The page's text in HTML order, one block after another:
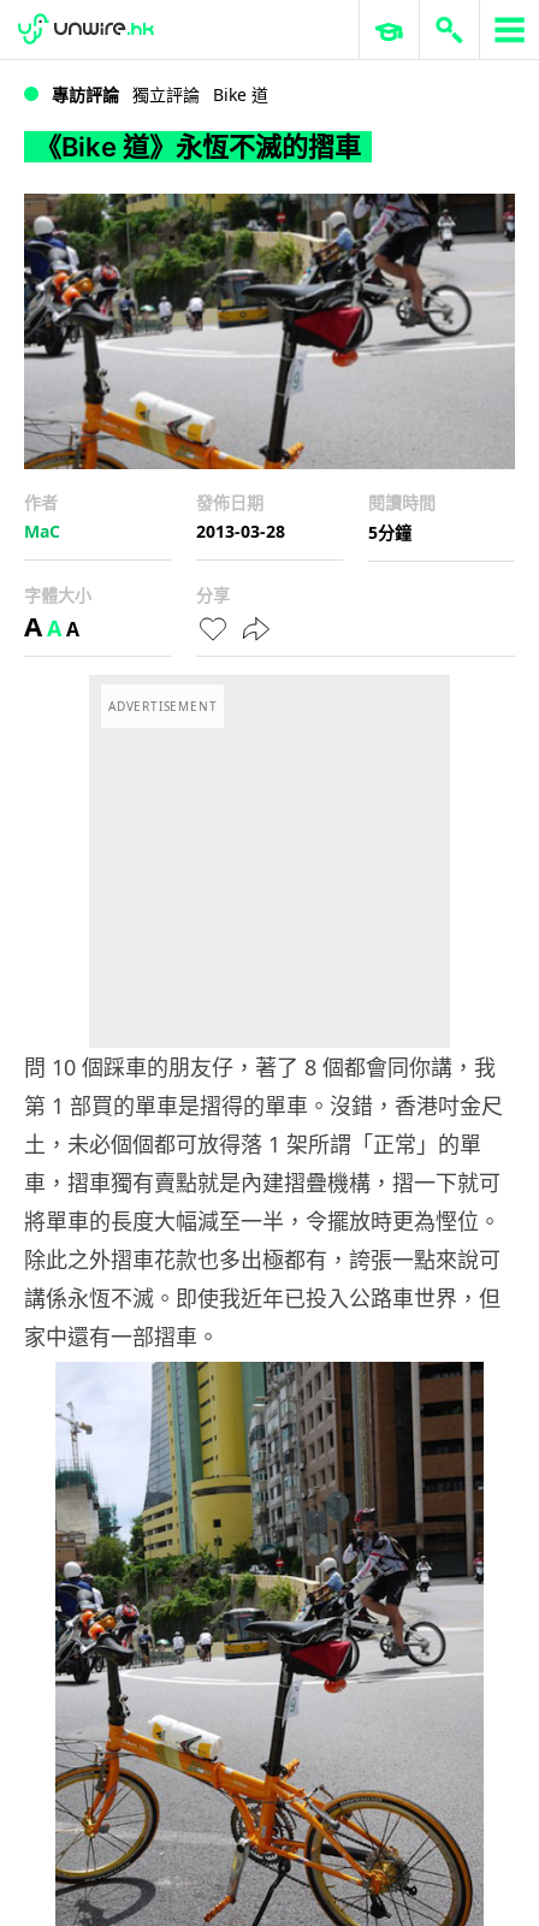
《Bike 道》永恆不滅的摺車
WWDC 2026 ERP 與商業 AI
專訪評論 獨立評論 Bike 道
《Bike 道》永恆不滅的摺車
作者
MaC
發佈日期
2013-03-28
閱讀時間
5分鐘
字體大小
AAA
分享
ADVERTISEMENT
問 10 個踩車的朋友仔，著了 8 個都會同你講，我
第 1 部買的單車是摺得的單車。沒錯，香港吋金尺
土，未必個個都可放得落 1 架所謂「正常」的單
車，摺車獨有賣點就是內建摺疊機構，摺一下就可
將單車的長度大幅減至一半，令擺放時更為慳位。
除此之外摺車花款也多出極都有，誇張一點來說可
講係永恆不滅。即使我近年已投入公路車世界，但
家中還有一部摺車。